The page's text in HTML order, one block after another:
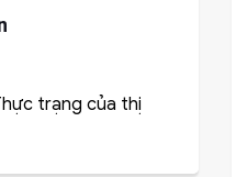
trạng của thị